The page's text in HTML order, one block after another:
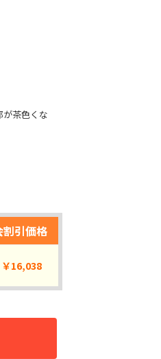
茶色くな
引価格
￥16,038